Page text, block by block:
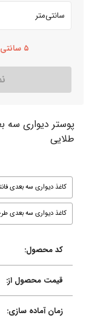
سانتی‌متر
۵ سانتی‌متر برای حاشیه خطا در نظر بگیرید.
پوستر دیواری
طلایی
کاغذ دیواری سه بعدی
کاغذ دیواری سه بعدی
کد محصول:
قیمت محصول از:
زمان آماده سازی: